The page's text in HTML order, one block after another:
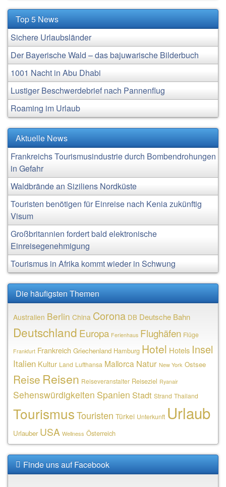
Top 5 News
Sichere Urlaubsländer
Der Bayerische Wald – das bajuwarische Bilderbuch
1001 Nacht in Abu Dhabi
Lustiger Beschwerdebrief nach Pannenflug
Roaming im Urlaub
Aktuelle News
Frankreichs Tourismusindustrie durch Bombendrohungen
in Gefahr
Waldbrände an Siziliens Nordküste
Touristen benötigen für Einreise nach Kenia zukünftig
Visum
Großbritannien fordert bald elektronische
Einreisegenehmigung
Tourismus in Afrika kommt wieder in Schwung
Die häufigsten Themen
Australien Berlin China Corona DB Deutsche Bahn
Deutschland Europa Ferienhaus Flughäfen Flüge
Frankfurt Frankreich Griechenland Hamburg Hotel Hotels Insel
Italien Kultur Land Lufthansa Mallorca Natur New York Ostsee
Reise Reisen Reiseveranstalter Reiseziel Ryanair
Sehenswürdigkeiten Spanien Stadt Strand Thailand
TourismusTouristen Türkei Unterkunft Urlaub
Urlauber USA Wellness Österreich
Finde uns auf Facebook